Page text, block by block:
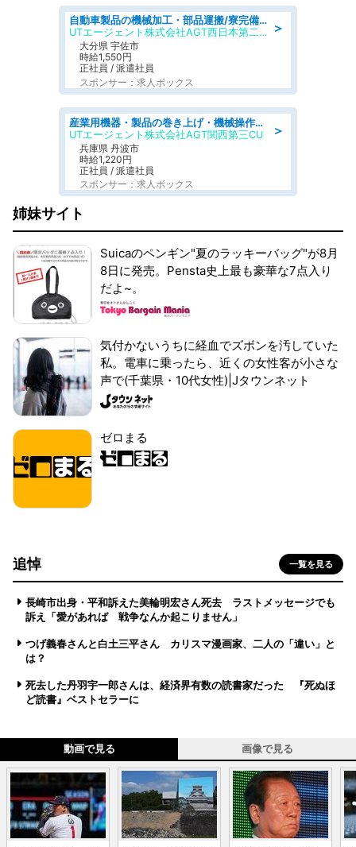
＞
自動車製品の機械加工・部品運搬/寮完備/日払い/工場・製造
UTエージェント株式会社AGT西日本第二CU
大分県 宇佐市
時給1,550円
正社員 / 派遣社員
スポンサー：求人ボックス
＞
産業用機器・製品の巻き上げ・機械操作・材料補充/寮完備/日勤/日払い/工場・製造
UTエージェント株式会社AGT関西第三CU
兵庫県 丹波市
時給1,220円
正社員 / 派遣社員
スポンサー：求人ボックス
姉妹サイト
Suicaのペンギン"夏のラッキーバッグ"が8月
8日に発売。Pensta史上最も豪華な7点入り
だよ~。
気付かないうちに経血でズボンを汚していた
私。電車に乗ったら、近くの女性客が小さな
声で(千葉県・10代女性)|Jタウンネット
ゼロまる
追悼 一覧を見る
長崎市出身・平和訴えた美輪明宏さん死去 ラストメッセージでも
訴え「愛があれば 戦争なんか起こりません」
つげ義春さんと白土三平さん カリスマ漫画家、二人の「違い」と
は？
死去した丹羽宇一郎さんは、経済界有数の読書家だった 『死ぬほ
ど読書』ベストセラーに
動画で見る 画像で見る